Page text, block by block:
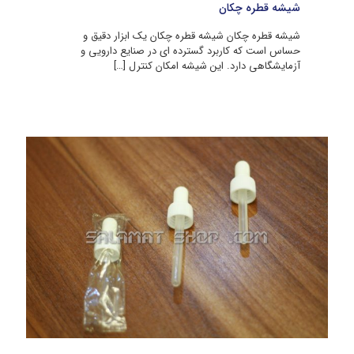
شیشه قطره چکان
شیشه قطره چکان شیشه قطره چکان یک ابزار دقیق و
حساس است که کاربرد گسترده‌ ای در صنایع دارویی و
آزمایشگاهی دارد. این شیشه امکان کنترل […]